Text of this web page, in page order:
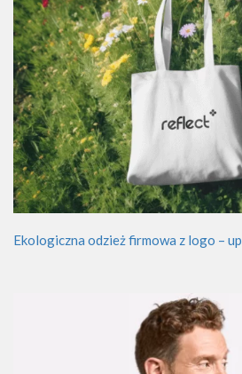
Ekologiczna odzież firmowa z logo –